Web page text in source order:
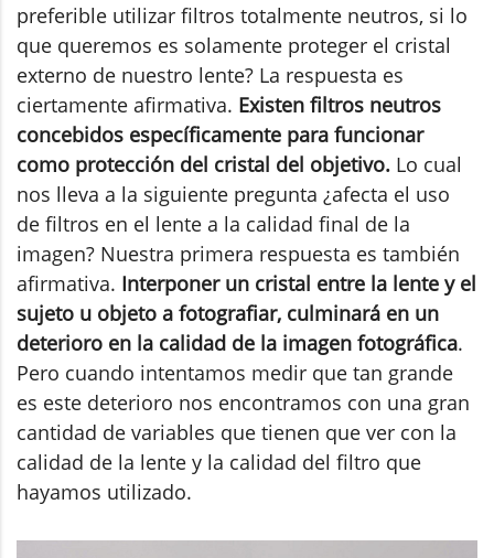
preferible utilizar filtros totalmente neutros, si lo
que queremos es solamente proteger el cristal
externo de nuestro lente? La respuesta es
ciertamente afirmativa. Existen filtros neutros
concebidos específicamente para funcionar
como protección del cristal del objetivo. Lo cual
nos lleva a la siguiente pregunta ¿afecta el uso
de filtros en el lente a la calidad final de la
imagen? Nuestra primera respuesta es también
afirmativa. Interponer un cristal entre la lente y el
sujeto u objeto a fotografiar, culminará en un
deterioro en la calidad de la imagen fotográfica.
Pero cuando intentamos medir que tan grande
es este deterioro nos encontramos con una gran
cantidad de variables que tienen que ver con la
calidad de la lente y la calidad del filtro que
hayamos utilizado.